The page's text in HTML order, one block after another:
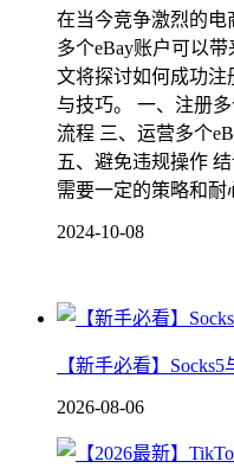
在当今竞争激烈的电
多个eBay账户可以
文将探讨如何成功注
与技巧。 一、注册
流程 三、运营多个
五、避免违规操作
需要一定的策略和
2024-10-08
【新手必看】
2026-08-06